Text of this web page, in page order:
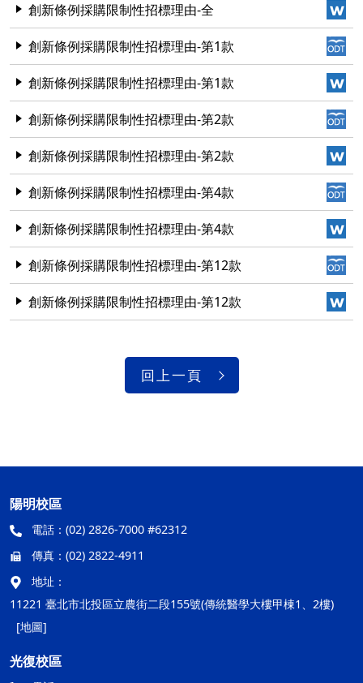
創新條例採購限制性招標理由-全
創新條例採購限制性招標理由-第1款
創新條例採購限制性招標理由-第1款
創新條例採購限制性招標理由-第2款
創新條例採購限制性招標理由-第2款
創新條例採購限制性招標理由-第4款
創新條例採購限制性招標理由-第4款
創新條例採購限制性招標理由-第12款
創新條例採購限制性招標理由-第12款
回上一頁
陽明校區
電話： (02) 2826-7000 #62312
傳真： (02) 2822-4911
地址：
11221 臺北市北投區立農街二段155號(傳統醫學大樓甲棟1、2樓)
[地圖]
光復校區